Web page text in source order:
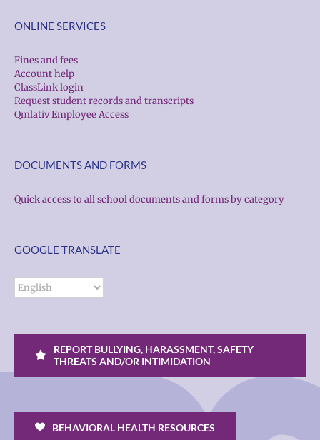
ONLINE SERVICES
Fines and fees
Account help
ClassLink login
Request student records and transcripts
Qmlativ Employee Access
DOCUMENTS AND FORMS
Quick access to all school documents and forms by category
GOOGLE TRANSLATE
REPORT BULLYING, HARASSMENT, SAFETY
THREATS AND/OR INTIMIDATION
BEHAVIORAL HEALTH RESOURCES